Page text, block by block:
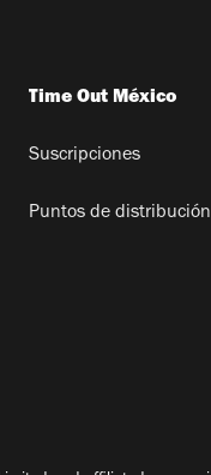
Time Out México
Suscripciones
Puntos de distribución